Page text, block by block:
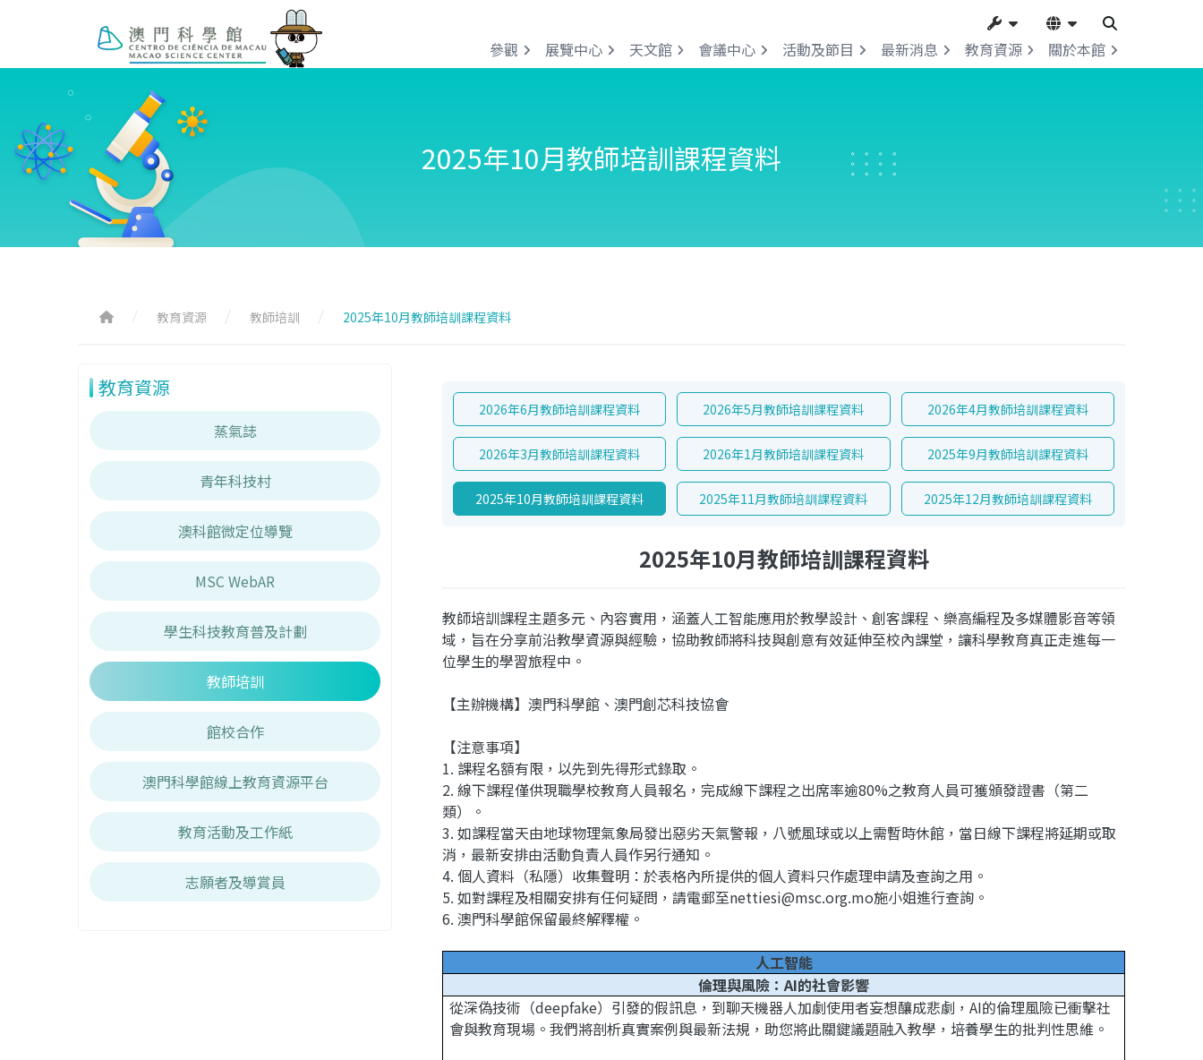
參觀 展覽中心 天文館 會議中心 活動及節目 最新消息 教育資源 關於本館
2025年10月教師培訓課程資料
教育資源 教師培訓 2025年10月教師培訓課程資料
教育資源
蒸氣誌
青年科技村
澳科館微定位導覽
MSC WebAR
學生科技教育普及計劃
教師培訓
館校合作
澳門科學館線上教育資源平台
教育活動及工作紙
志願者及導賞員
2026年6月教師培訓課程資料 2026年5月教師培訓課程資料 2026年4月教師培訓課程資料
2026年3月教師培訓課程資料 2026年1月教師培訓課程資料 2025年9月教師培訓課程資料
2025年10月教師培訓課程資料 2025年11月教師培訓課程資料 2025年12月教師培訓課程資料
2025年10月教師培訓課程資料
教師培訓課程主題多元、內容實用，涵蓋人工智能應用於教學設計、創客課程、樂高編程及多媒體影音等領
域，旨在分享前沿教學資源與經驗，協助教師將科技與創意有效延伸至校內課堂，讓科學教育真正走進每一
位學生的學習旅程中。
【主辦機構】澳門科學館、澳門創芯科技協會
【注意事項】
1. 課程名額有限，以先到先得形式錄取。
2. 線下課程僅供現職學校教育人員報名，完成線下課程之出席率逾80%之教育人員可獲頒發證書（第二
類）。
3. 如課程當天由地球物理氣象局發出惡劣天氣警報，八號風球或以上需暫時休館，當日線下課程將延期或取
消，最新安排由活動負責人員作另行通知。
4. 個人資料（私隱）收集聲明：於表格內所提供的個人資料只作處理申請及查詢之用。
5. 如對課程及相關安排有任何疑問，請電郵至nettiesi@msc.org.mo施小姐進行查詢。
6. 澳門科學館保留最終解釋權。
人工智能
倫理與風險：AI的社會影響
從深偽技術（deepfake）引發的假訊息，到聊天機器人加劇使用者妄想釀成悲劇，AI的倫理風險已衝擊社
會與教育現場。我們將剖析真實案例與最新法規，助您將此關鍵議題融入教學，培養學生的批判性思維。